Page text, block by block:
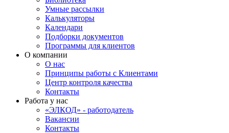
Умные рассылки
Калькуляторы
Календари
Подборки документов
Программы для клиентов
О компании
О нас
Принципы работы с Клиентами
Центр контроля качества
Контакты
Работа у нас
«ЭЛКОД» - работодатель
Вакансии
Контакты